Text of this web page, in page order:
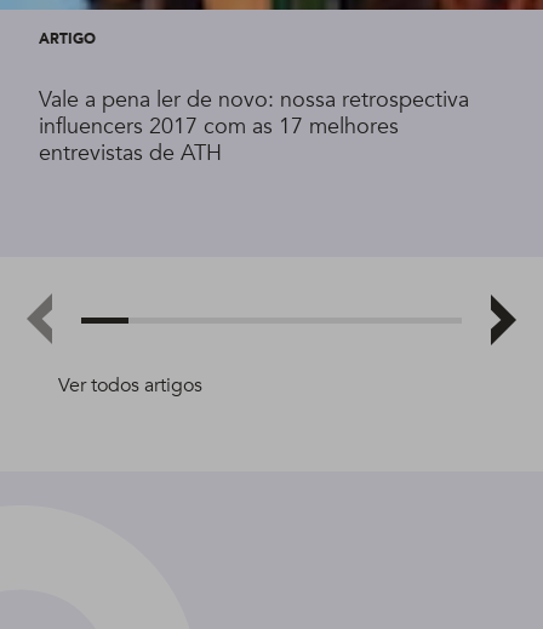
Ver todos artigos
ARTIGO
Vale a pena ler de novo: nossa retrospectiva
influencers 2017 com as 17 melhores
entrevistas de ATH